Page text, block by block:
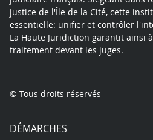
justice de l'Île de la Cité, cette
essentielle: unifier et contrôler
La Haute Juridiction garantit ainsi
traitement devant les juges.
© Tous droits réservés
DÉMARCHES